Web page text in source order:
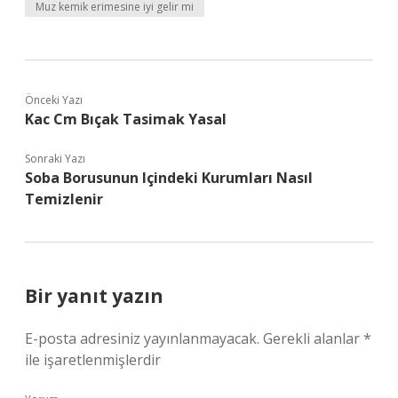
Muz kemik erimesine iyi gelir mi
Önceki Yazı
Kac Cm Bıçak Tasimak Yasal
Sonraki Yazı
Soba Borusunun Içindeki Kurumları Nasıl
Temizlenir
Bir yanıt yazın
E-posta adresiniz yayınlanmayacak. Gerekli alanlar*
ile işaretlenmişlerdir